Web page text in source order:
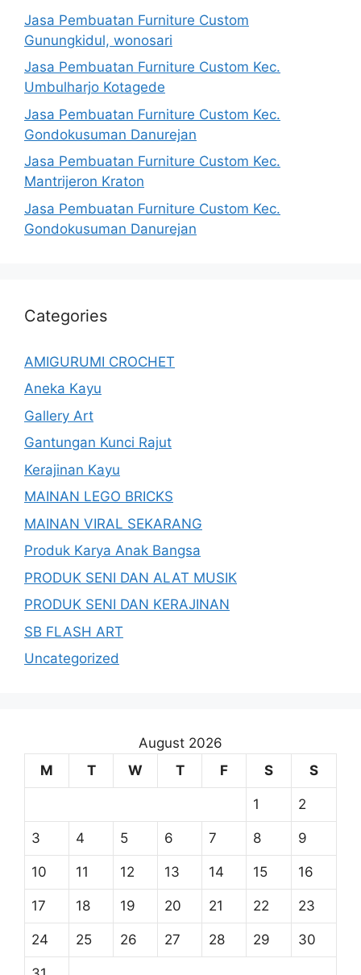
Jasa Pembuatan Furniture Custom
Gunungkidul, wonosari
Jasa Pembuatan Furniture Custom Kec.
Umbulharjo Kotagede
Jasa Pembuatan Furniture Custom Kec.
Gondokusuman Danurejan
Jasa Pembuatan Furniture Custom Kec.
Mantrijeron Kraton
Jasa Pembuatan Furniture Custom Kec.
Gondokusuman Danurejan
Categories
AMIGURUMI CROCHET
Aneka Kayu
Gallery Art
Gantungan Kunci Rajut
Kerajinan Kayu
MAINAN LEGO BRICKS
MAINAN VIRAL SEKARANG
Produk Karya Anak Bangsa
PRODUK SENI DAN ALAT MUSIK
PRODUK SENI DAN KERAJINAN
SB FLASH ART
Uncategorized
August 2026
M
T W T F S S
1 2
3 4 5 6 7 8 9
10 11 12 13 14 15 16
17 18 19 20 21 22 23
24 25 26 27 28 29 30